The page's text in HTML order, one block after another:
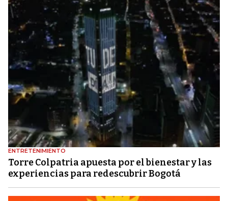
ENTRETENIMIENTO
Torre Colpatria apuesta por el bienestar y las
experiencias para redescubrir Bogotá